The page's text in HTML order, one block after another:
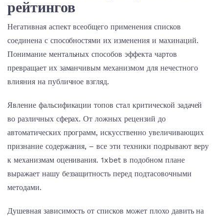
рейтингов
Негативная аспект всеобщего применения списков
соединена с способностями их изменения и махинаций.
Понимание ментальных способов эффекта чартов
превращает их заманчивым механизмом для нечестного
влияния на публичное взгляд.
Явление фальсификации топов стал критической задачей
во различных сферах. От ложных рецензий до
автоматических программ, искусственно увеличивающих
признание содержания, – все эти техники подрывают веру
к механизмам оценивания. 1xbet в подобном плане
выражает нашу беззащитность перед подтасовочными
методами.
Душевная зависимость от списков может плохо давить на